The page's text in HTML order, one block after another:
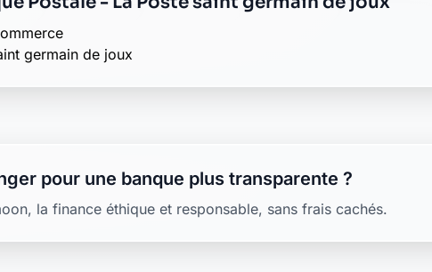
germain de joux
pour une banque plus transparente ?
la finance éthique et responsable, sans frais cachés.